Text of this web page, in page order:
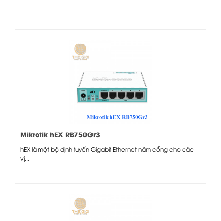
Mikrotik hEX RB750Gr3
hEX là một bộ định tuyến Gigabit Ethernet năm cổng cho các
vị...